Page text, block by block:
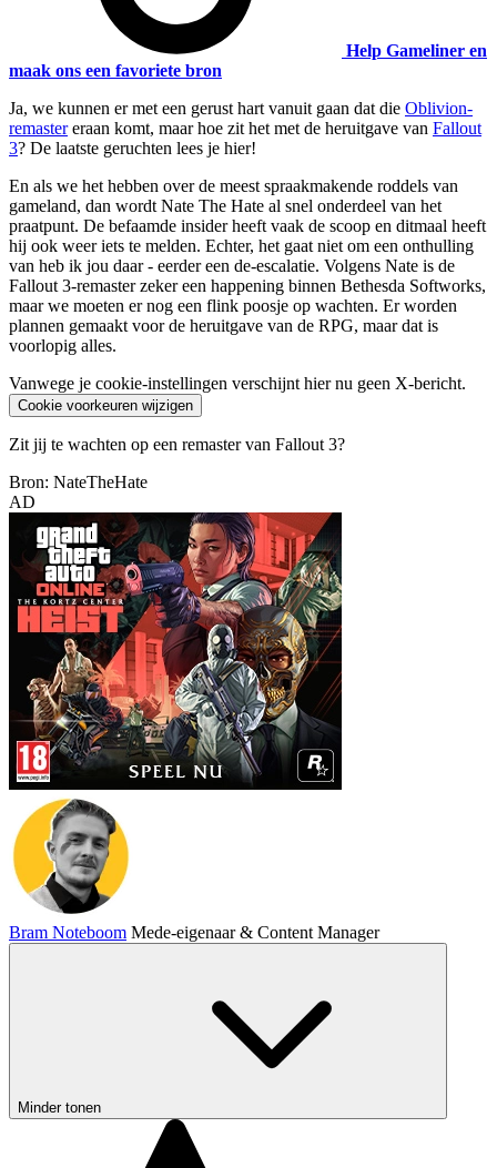
Help Gameliner en
maak ons een favoriete bron
Ja, we kunnen er met een gerust hart vanuit gaan dat die Oblivion-
remastereraan komt, maar hoe zit het met de heruitgave van Fallout
3? De laatste geruchten lees je hier!
En als we het hebben over de meest spraakmakende roddels van
gameland, dan wordt Nate The Hate al snel onderdeel van het
praatpunt. De befaamde insider heeft vaak de scoop en ditmaal heeft
hij ook weer iets te melden. Echter, het gaat niet om een onthulling
van heb ik jou daar - eerder een de-escalatie. Volgens Nate is de
Fallout 3-remaster zeker een happening binnen Bethesda Softworks,
maar we moeten er nog een flink poosje op wachten. Er worden
plannen gemaakt voor de heruitgave van de RPG, maar dat is
voorlopig alles.
Vanwege je cookie-instellingen verschijnt hier nu geen X-bericht.
Cookie voorkeuren wijzigen
Zit jij te wachten op een remaster van Fallout 3?
Bron: NateTheHate
AD
Bram Noteboom Mede-eigenaar & Content Manager
Minder tonen